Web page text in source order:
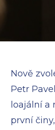
Nově
Petr
loajální a
první